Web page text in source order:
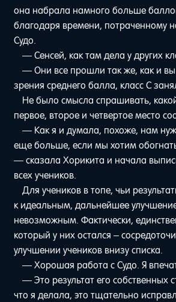
она набрала намного больше
благодаря времени, потраченному
Судо.
— Сенсей, как там дела у других
— Они все прошли так же, как и
зрения среднего балла, класс C
Не было смысла спрашивать,
первое, второе и четвертое место
— Как я и думала, похоже, нам
еще больше, если мы хотим
— сказала Хорикита и начала
всех учеников.
Для учеников в топе, чьи
к идеальным, дальнейшее
невозможным. Фактически,
который у них остался –
улучшении учеников внизу списка.
— Хорошая работа с Судо. Я
— Это результат его собственных
что я делала, это тщательно